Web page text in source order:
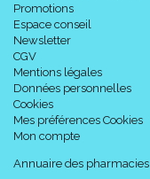
Promotions
Espace conseil
Newsletter
CGV
Mentions légales
Données personnelles
Cookies
Mes préférences Cookies
Mon compte
Annuaire des pharmacies